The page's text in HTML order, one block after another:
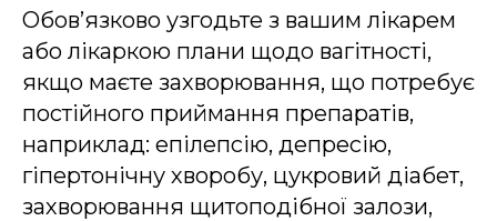
Обов’язково узгодьте з вашим лікарем
або лікаркою плани щодо вагітності,
якщо маєте захворювання, що потребує
постійного приймання препаратів,
наприклад: епілепсію, депресію,
гіпертонічну хворобу, цукровий діабет,
захворювання щитоподібної залози,